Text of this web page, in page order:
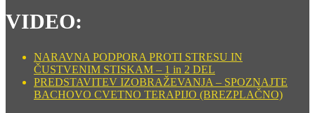
VIDEO:
NARAVNA PODPORA PROTI STRESU IN
ČUSTVENIM STISKAM – 1 in 2 DEL
PREDSTAVITEV IZOBRAŽEVANJA – SPOZNAJTE
BACHOVO CVETNO TERAPIJO (BREZPLAČNO)